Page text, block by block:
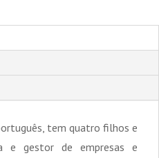
tem quatro filhos e
e gestor de empresas e